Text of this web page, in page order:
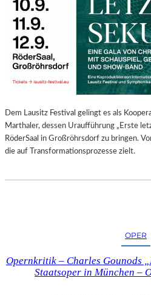
Dem Lausitz Festival gelingt es als
Marthaler, dessen Uraufführung „Erste
RöderSaal in Großröhrsdorf zu bringen.
die auf Transformationsprozesse zielt.
OPER
Opernkritik – Charles Gounods
Staatsoper in München –